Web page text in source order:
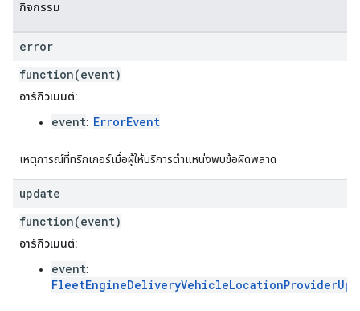
กิจกรรม
error
function(event)
อาร์กิวเมนต์:
event: ErrorEvent
เหตุการณ์ที่ทริกเกอร์เมื่อผู้ให้บริการตำแหน่งพบข้อผิดพลาด
update
function(event)
อาร์กิวเมนต์:
event: